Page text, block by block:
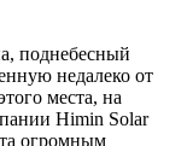
поднебесный
недалеко от
места, на
Himin Solar
огромным